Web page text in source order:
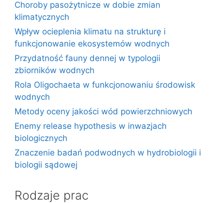
Choroby pasożytnicze w dobie zmian
klimatycznych
Wpływ ocieplenia klimatu na strukturę i
funkcjonowanie ekosystemów wodnych
Przydatność fauny dennej w typologii
zbiorników wodnych
Rola Oligochaeta w funkcjonowaniu środowisk
wodnych
Metody oceny jakości wód powierzchniowych
Enemy release hypothesis w inwazjach
biologicznych
Znaczenie badań podwodnych w hydrobiologii i
biologii sądowej
Rodzaje prac